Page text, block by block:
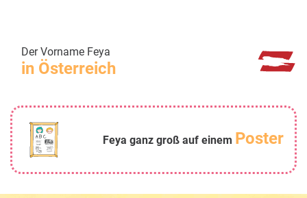
Der Vorname Feya
in Österreich
Feya ganz groß auf einem Poster